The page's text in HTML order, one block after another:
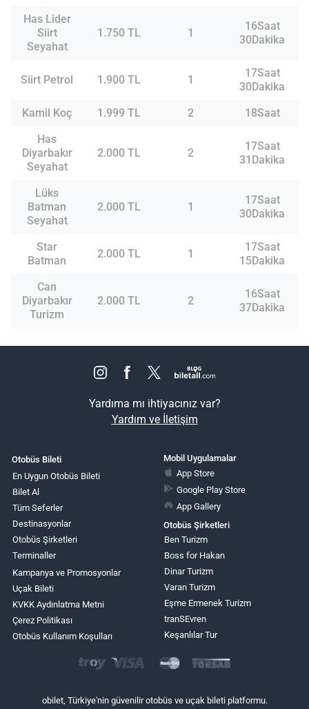
Has Lider
Siirt
Seyahat
1.750 TL 1
16Saat
30Dakika
Siirt Petrol 1.900 TL 1
17Saat
30Dakika
Kamil Koç
1.999 TL 2
18Saat
Has
Diyarbakır
Seyahat
2.000 TL 2
17Saat
31Dakika
Lüks
Batman
Seyahat
2.000 TL 1
17Saat
30Dakika
Star
Batman
2.000 TL 1
17Saat
15Dakika
Can
Diyarbakır
Turizm
2.000 TL 2
16Saat
37Dakika
Yardıma mı ihtiyacınız var?
Yardım ve İletişim
Otobüs Bileti
En Uygun Otobüs Bileti
Bilet Al
Tüm Seferler
Destinasyonlar
Otobüs Şirketleri
Terminaller
Kampanya ve Promosyonlar
Uçak Bileti
KVKK Aydınlatma Metni
Çerez Politikası
Otobüs Kullanım Koşulları
Mobil Uygulamalar
App Store
Google Play Store
App Gallery
Otobüs Şirketleri
Ben Turizm
Boss for Hakan
Dinar Turizm
Varan Turizm
Eşme Ermenek Turizm
tranSEvren
Keşanlılar Tur
obilet, Türkiye'nin güvenilir otobüs ve uçak bileti platformu.